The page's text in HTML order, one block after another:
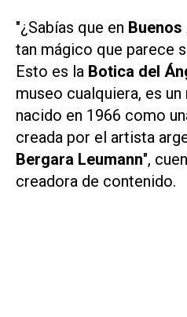
"¿Sabías que en
tan mágico que parece
Esto es la Botica del
museo cualquiera, es
nacido en 1966 como
creada por el artista
Bergara Leumann",
creadora de contenido.